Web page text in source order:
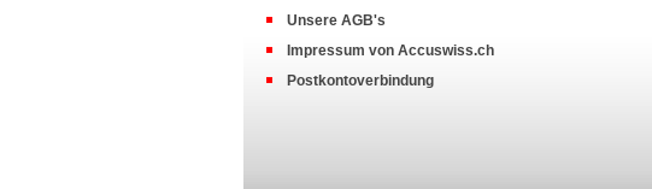
Unsere AGB's
Impressum von Accuswiss.ch
Postkontoverbindung